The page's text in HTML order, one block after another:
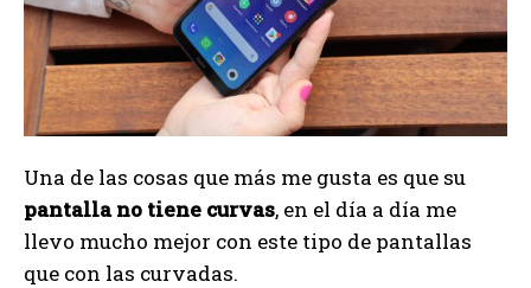
Una de las cosas que más me gusta es que su
pantalla no tiene curvas, en el día a día me
llevo mucho mejor con este tipo de pantallas
que con las curvadas.